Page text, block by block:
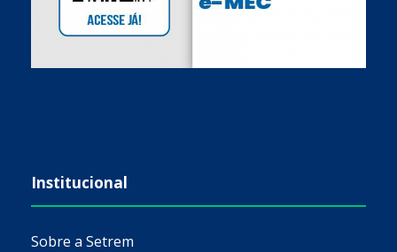
Institucional
Sobre a Setrem